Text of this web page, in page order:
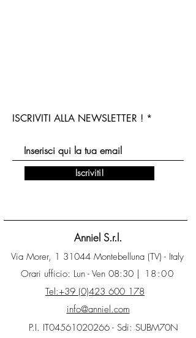
Anniel S.r.l.
Orari ufficio: Lun - Ven 08:30 | 18:00
ISCRIVITI ALLA NEWSLETTER !
Iscriviti!
Tel:+39 (0)423 600 178
info@anniel.com
Via Morer, 1 31044 Montebelluna (TV) - Italy
P.I. IT04561020266 - Sdi: SUBM70N